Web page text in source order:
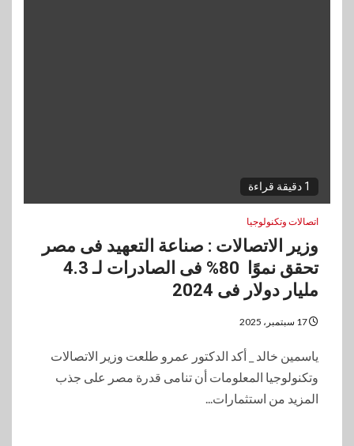
1 دقيقة قراءة
اتصالات وتكنولوجيا
وزير الاتصالات : صناعة التعهيد فى مصر
تحقق نموًا 80% فى الصادرات لـ ⁠4.3
مليار دولار فى 2024
ياسمين خالد _ أكد الدكتور عمرو طلعت وزير الاتصالات
وتكنولوجيا المعلومات أن تنامى قدرة مصر على جذب
المزيد من استثمارات...